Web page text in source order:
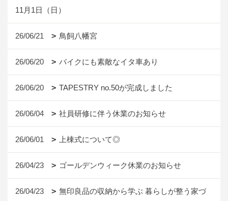
11月1日（日）
26/06/21 鳥飼八幡宮
26/06/20 バイクにも素敵なイタ車あり
26/06/20 TAPESTRY no.50が完成しました
26/06/04 社員研修に伴う休業のお知らせ
26/06/01 上棟式について◎
26/04/23 ゴールデンウィーク休業のお知らせ
26/04/23
無印良品の収納から学ぶ 暮らしが整う家づ